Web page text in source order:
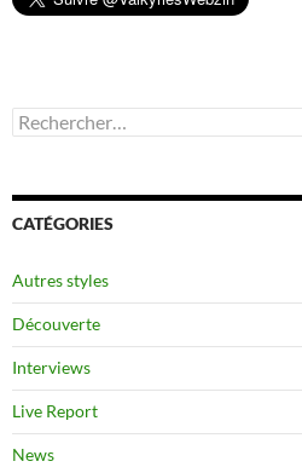
Rechercher :
CATÉGORIES
Autres styles
Découverte
Interviews
Live Report
News